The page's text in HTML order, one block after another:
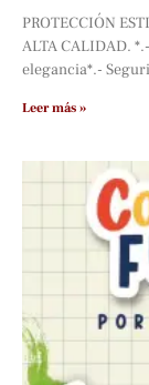
PROTECCIÓN
ALTA CALIDAD.
elegancia*.-
Leer más »